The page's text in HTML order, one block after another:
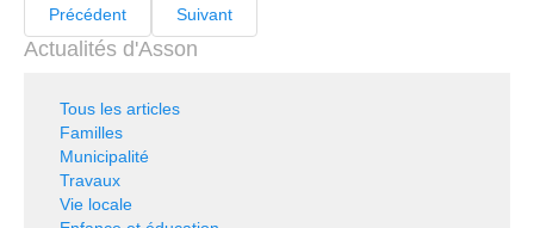
Précédent Suivant
Actualités d'Asson
Tous les articles
Familles
Municipalité
Travaux
Vie locale